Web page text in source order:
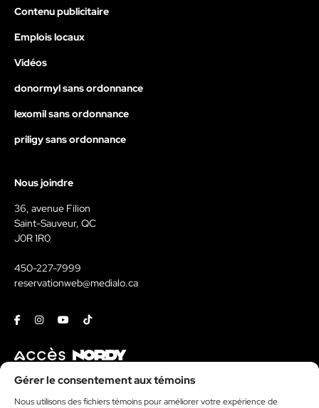
Gérer le consentement aux témoins
Nous utilisons des fichiers témoins pour améliorer votre expérience de
Contenu publicitaire
Emplois locaux
Vidéos
donormyl sans ordonnance
lexomil sans ordonnance
priligy sans ordonnance
Nous joindre
36, avenue Filion
Saint-Sauveur, QC
J0R 1R0
450-227-7999
reservationweb@medialo.ca
FacebookInstagramYoutubeTiktok
Contact
Kit média